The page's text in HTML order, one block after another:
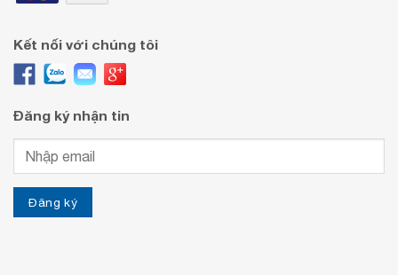
Kết nối với chúng tôi
Đăng ký nhận tin